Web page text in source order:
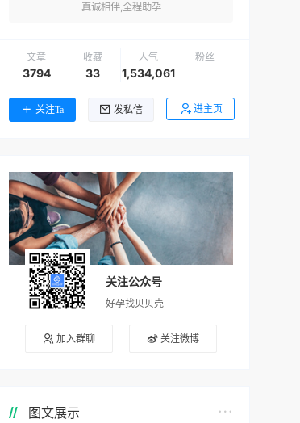
真诚相伴,全程助孕
文章
3794
收藏
33
人气
1,534,061
粉丝
关注Ta 发私信 进主页
关注公众号
好孕找贝贝壳
加入群聊 关注微博
图文展示